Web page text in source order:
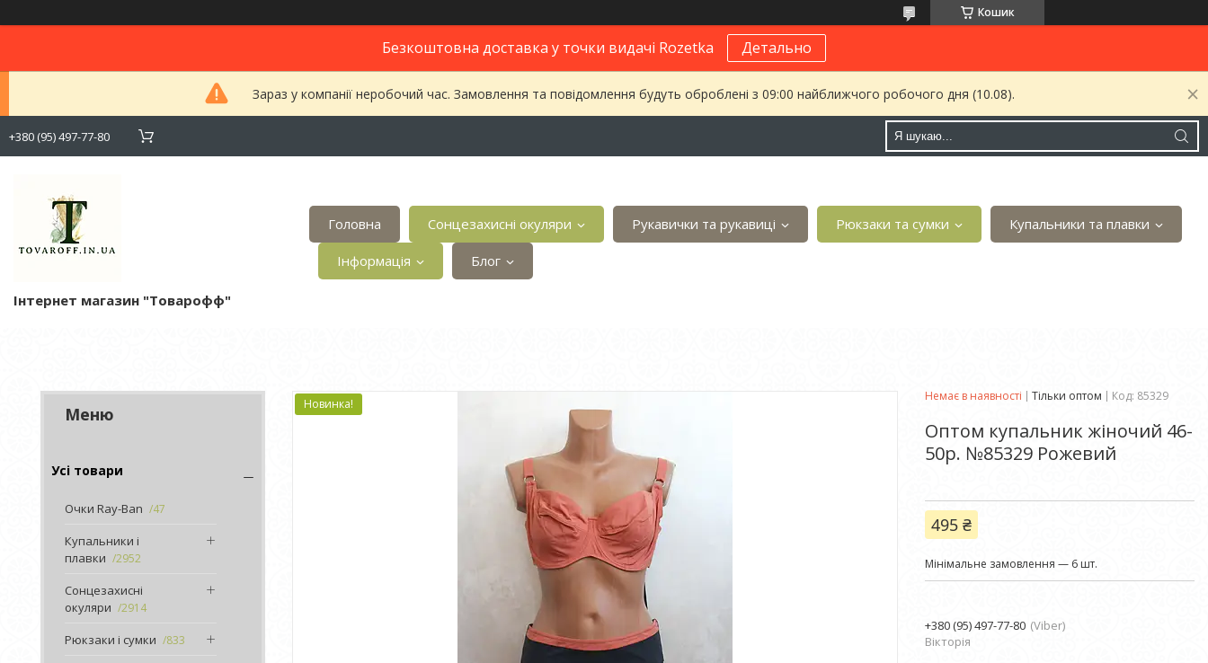
Кошик
Безкоштовна доставка у точки видачі Rozetka Детально
Зараз у компанії неробочий час. Замовлення та повідомлення будуть оброблені з 09:00 найближчого робочого дня (10.08).
+380 (95) 497-77-80
Інтернет магазин "Товарофф"
Головна Сонцезахисні окуляри Рукавички та рукавиці Рюкзаки та сумки Купальники та плавки
Інформація Блог
Усі товари
Очки Ray-Ban 47
Купальники і
плавки
2952
Сонцезахисні
окуляри
2914
Рюкзаки і сумки 833
Новинка!
Немає в наявності Тільки оптом Код: 85329
Оптом купальник жіночий 46-
50р. №85329 Рожевий
495 ₴
Мінімальне замовлення — 6 шт.
+380 (95) 497-77-80 Viber
Вікторія